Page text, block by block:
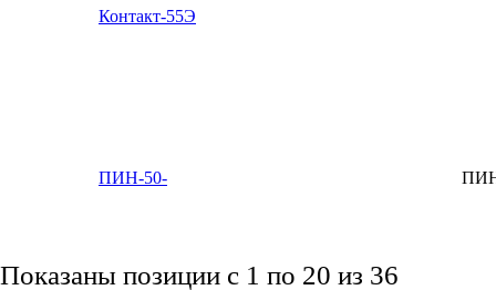
Контакт-55Э
ПИН-50-
Показаны позиции с 1 по 20 из 36